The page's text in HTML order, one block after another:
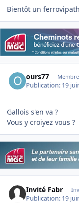
Bientôt un
ours77 Membre
Publication: 19
Gallois s'en va ?
Vous y croiyez vous ?
Invité Fabr
Publication: 19